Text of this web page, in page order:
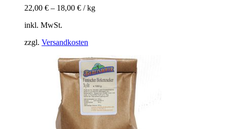
22,00 € – 18,00 € /kg
inkl. MwSt.
zzgl. Versandkosten